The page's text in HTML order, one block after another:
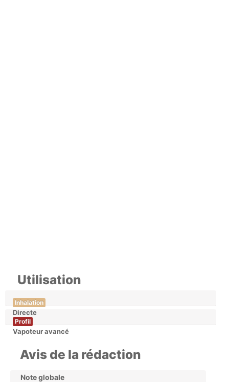
Utilisation
Inhalation
Directe
Profil
Vapoteur avancé
Avis de la rédaction
Note globale